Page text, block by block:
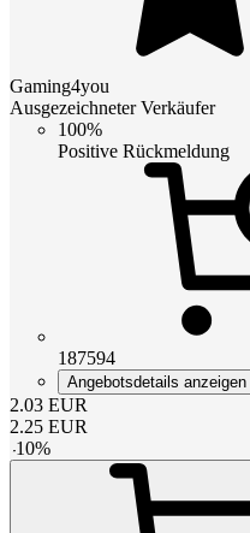
Gaming4you
Ausgezeichneter Verkäufer
100%
Positive Rückmeldung
187594
Angebotsdetails anzeigen
2.03 EUR
2.25 EUR
-10%